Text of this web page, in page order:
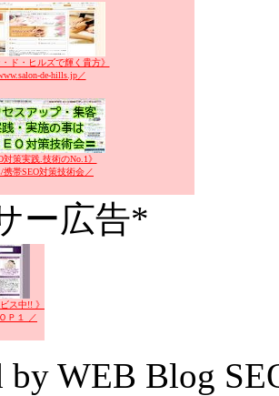
・ド・ヒルズで輝く貴方》
de-hills.jp／
対策実践.技術のNo.1》
携帯SEO対策技術会／
ー広告*
ス中!! 》
Ｐ１ ／
by WEB Blog